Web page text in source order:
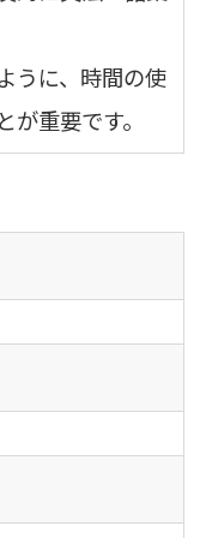
うに、時間の使
重要です。